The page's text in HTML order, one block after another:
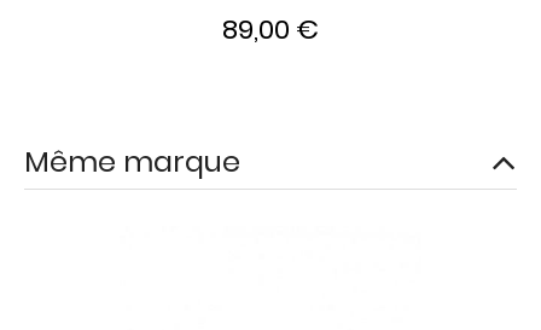
89,00 €
Même marque